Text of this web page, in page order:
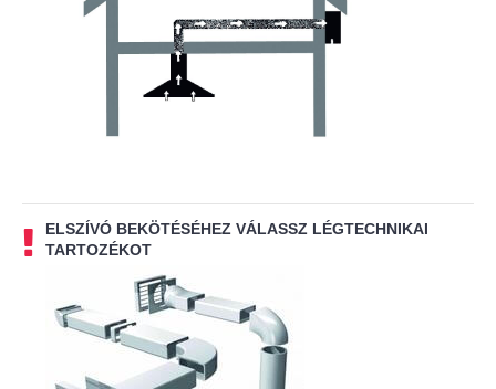
ELSZÍVÓ BEKÖTÉSÉHEZ VÁLASSZ LÉGTECHNIKAI
TARTOZÉKOT